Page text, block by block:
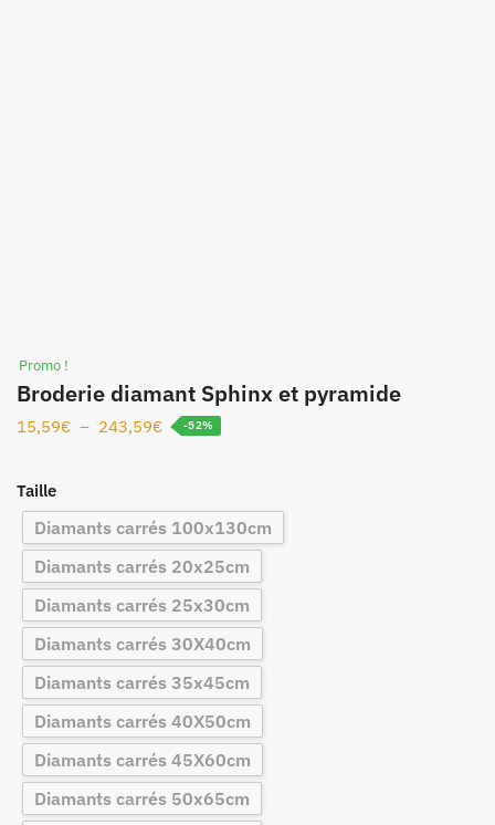
Promo !
Broderie diamant Sphinx et pyramide
15,59€ – 243,59€ -52%
Taille
Diamants carrés 100x130cm
Diamants carrés 20x25cm
Diamants carrés 25x30cm
Diamants carrés 30X40cm
Diamants carrés 35x45cm
Diamants carrés 40X50cm
Diamants carrés 45X60cm
Diamants carrés 50x65cm